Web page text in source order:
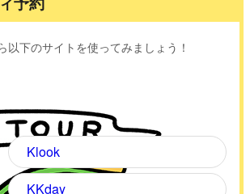
以下のサイトを使ってみましょう！
Klook
KKday